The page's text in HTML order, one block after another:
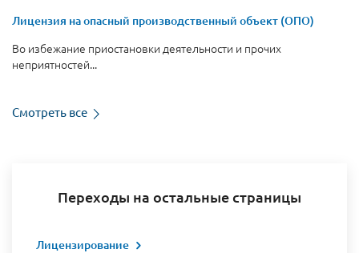
Лицензия на опасный производственный объект (ОПО)
Во избежание приостановки деятельности и прочих
неприятностей...
Смотреть все
Переходы на остальные страницы
Лицензирование